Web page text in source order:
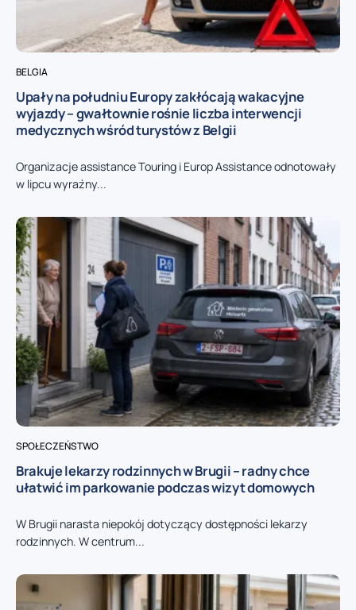
BELGIA
Upały na południu Europy zakłócają wakacyjne
wyjazdy – gwałtownie rośnie liczba interwencji
medycznych wśród turystów z Belgii
Organizacje assistance Touring i Europ Assistance odnotowały
w lipcu wyraźny...
SPOŁECZEŃSTWO
Brakuje lekarzy rodzinnych w Brugii – radny chce
ułatwić im parkowanie podczas wizyt domowych
W Brugii narasta niepokój dotyczący dostępności lekarzy
rodzinnych. W centrum...